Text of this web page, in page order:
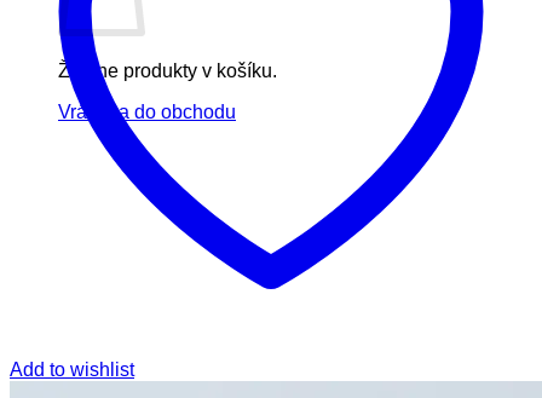
Žiadne produkty v košíku.
Vrátiť sa do obchodu
Add to wishlist